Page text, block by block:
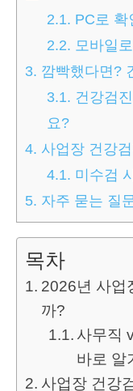
2.1. PC로 확
2.2. 모바일
3. 깜빡했다면?
3.1. 건강검
요?
4. 사업장 건강
4.1. 미수검
5. 자주 묻는 질
목차
2026년 사업
까?
사무직
바로 알
사업장 건강